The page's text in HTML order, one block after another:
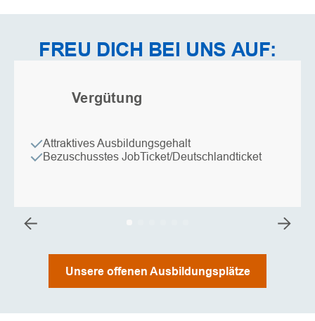
FREU DICH BEI UNS AUF:
Vergütung
Attraktives Ausbildungsgehalt
Bezuschusstes JobTicket/Deutschlandticket
Unsere offenen Ausbildungsplätze